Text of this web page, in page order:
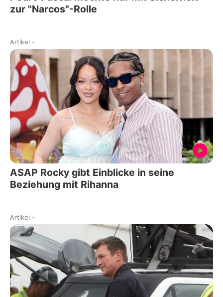
zur "Narcos"-Rolle
Artikel -
ASAP Rocky gibt Einblicke in seine
Beziehung mit Rihanna
Artikel -